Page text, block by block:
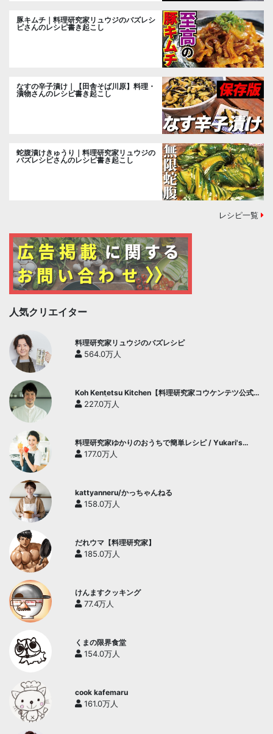
豚キムチ｜料理研究家リュウジのバズレシ
ピさんのレシピ書き起こし
なすの辛子漬け｜【田舎そば川原】料理・
漬物さんのレシピ書き起こし
蛇腹漬けきゅうり｜料理研究家リュウジの
バズレシピさんのレシピ書き起こし
レシピ一覧
人気クリエイター
料理研究家リュウジのバズレシピ
564.0万人
Koh Kentetsu Kitchen【料理研究家コウケンテツ公式チ
ャンネル】
227.0万人
料理研究家ゆかりのおうちで簡単レシピ / Yukari's
Kitchen
177.0万人
kattyanneru/かっちゃんねる
158.0万人
だれウマ【料理研究家】
185.0万人
けんますクッキング
77.4万人
くまの限界食堂
154.0万人
cook kafemaru
161.0万人